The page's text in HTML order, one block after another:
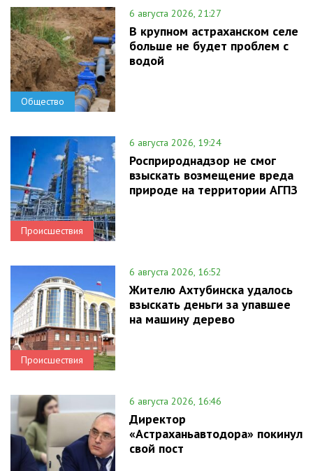
Общество
6 августа 2026, 21:27
В крупном астраханском селе
больше не будет проблем с
водой
Происшествия
6 августа 2026, 19:24
Росприроднадзор не смог
взыскать возмещение вреда
природе на территории АГПЗ
Происшествия
6 августа 2026, 16:52
Жителю Ахтубинска удалось
взыскать деньги за упавшее
на машину дерево
6 августа 2026, 16:46
Директор
«Астраханьавтодора» покинул
свой пост